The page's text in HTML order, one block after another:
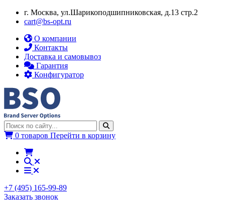
г. Москва, ул.​​Шарикоподшипниковская, д.13 стр.2
cart@bs-opt.ru
О компании
Контакты
Доставка и самовывоз
Гарантия
Конфигуратор
0 товаров Перейти в корзину
+7 (495) 165-99-89
Заказать звонок